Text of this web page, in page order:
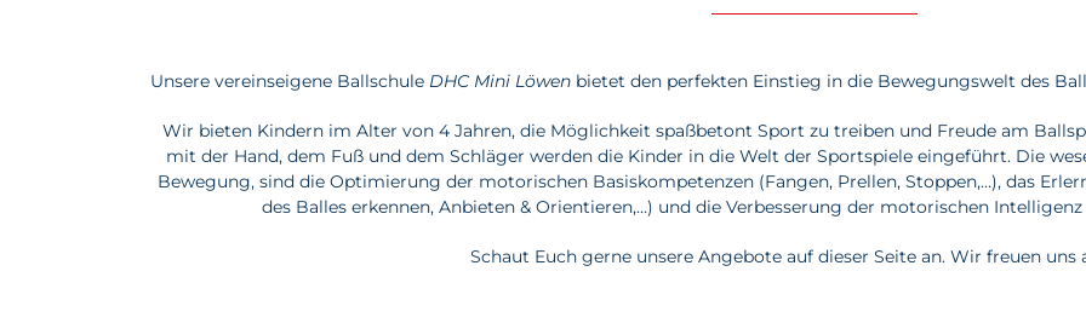
Unsere vereinseigene Ballschule DHC Mini Löwenbietet den perfekten Einstieg in die Bewegungswelt des
Wir bieten Kindern im Alter von 4 Jahren, die Möglichkeit spaßbetont Sport zu treiben und Freude am
mit der Hand, dem Fuß und dem Schläger werden die Kinder in die Welt der Sportspiele eingeführt. Die
Bewegung, sind die Optimierung der motorischen Basiskompetenzen (Fangen, Prellen, Stoppen,…), das
des Balles erkennen, Anbieten & Orientieren,…) und die Verbesserung der motorischen
Schaut Euch gerne unsere Angebote auf dieser Seite an. Wir freuen uns